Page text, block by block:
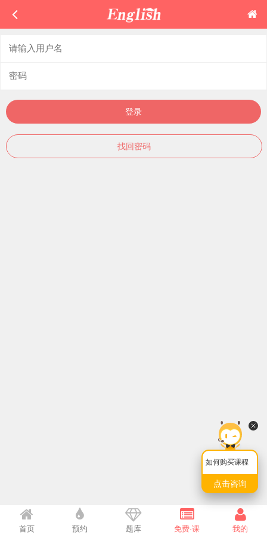
登录
找回密码
如何购买课程
点击咨询
首页 预约 题库 免费·课 我的